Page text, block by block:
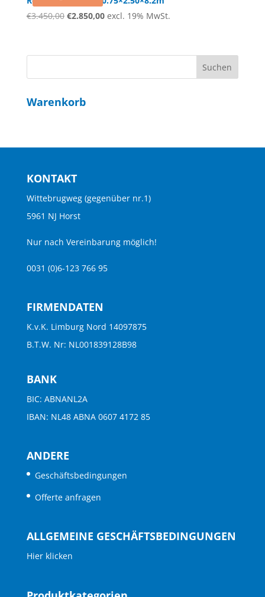
€3.450,00 Ursprünglicher
€3.450,00
€2.850,00Aktueller
€2.850,00.
excl. 19% MwSt.
Warenkorb
KONTAKT
Wittebrugweg (gegenüber nr.1)
5961 NJ Horst
Nur nach Vereinbarung möglich!
0031 (0)6-123 766 95
FIRMENDATEN
K.v.K. Limburg Nord 14097875
B.T.W. Nr: NL001839128B98
BANK
BIC: ABNANL2A
IBAN: NL48 ABNA 0607 4172 85
ANDERE
Geschäftsbedingungen
Offerte anfragen
ALLGEMEINE GESCHÄFTSBEDINGUNGEN
Hier klicken